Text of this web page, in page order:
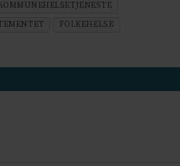
FOLKEHELSE